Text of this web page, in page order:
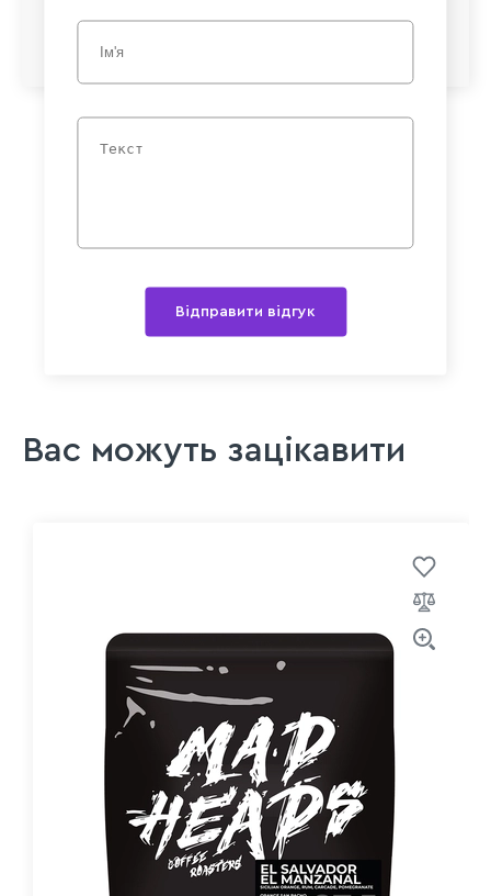
Відправити відгук
Вас можуть зацікавити